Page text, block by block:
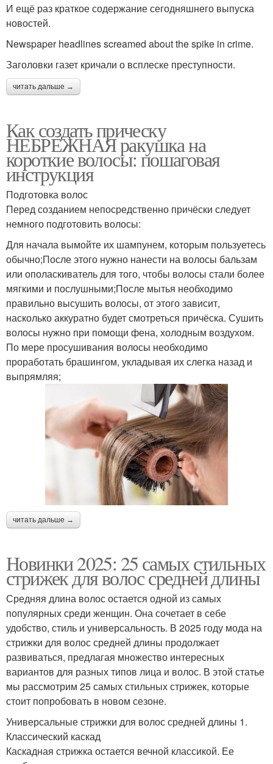
И ещё раз краткое содержание сегодняшнего выпуска
новостей.
Newspaper headlines screamed about the spike in crime.
Заголовки газет кричали о всплеске преступности.
читать дальше →
Как создать прическу
НЕБРЕЖНАЯ ракушка на
короткие волосы: пошаговая
инструкция
Подготовка волос
Перед созданием непосредственно причёски следует
немного подготовить волосы:
Для начала вымойте их шампунем, которым пользуетесь
обычно;После этого нужно нанести на волосы бальзам
или ополаскиватель для того, чтобы волосы стали более
мягкими и послушными;После мытья необходимо
правильно высушить волосы, от этого зависит,
насколько аккуратно будет смотреться причёска. Сушить
волосы нужно при помощи фена, холодным воздухом.
По мере просушивания волосы необходимо
проработать брашингом, укладывая их слегка назад и
выпрямляя;
читать дальше →
Новинки 2025: 25 самых стильных
стрижек для волос средней длины
Средняя длина волос остается одной из самых
популярных среди женщин. Она сочетает в себе
удобство, стиль и универсальность. В 2025 году мода на
стрижки для волос средней длины продолжает
развиваться, предлагая множество интересных
вариантов для разных типов лица и волос. В этой статье
мы рассмотрим 25 самых стильных стрижек, которые
стоит попробовать в новом сезоне.
Универсальные стрижки для волос средней длины 1.
Классический каскад
Каскадная стрижка остается вечной классикой. Ее